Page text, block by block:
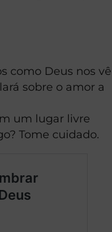
como Deus nos vê
sobre o amor a
um lugar livre
Tome cuidado.